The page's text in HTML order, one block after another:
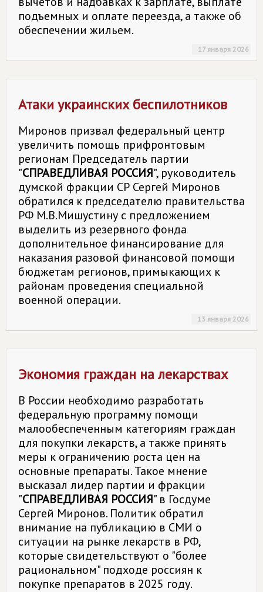
подъемных и оплате переезда, а также об
обеспечении жильем.
17 января 2026
Атаки украинских беспилотников
Миронов призвал федеральный центр
увеличить помощь прифронтовым
регионам Председатель партии
"СПРАВЕДЛИВАЯ РОССИЯ", руководитель
думской фракции СР Сергей Миронов
обратился к председателю правительства
РФ М.В.Мишустину с предложением
выделить из резервного фонда
дополнительное финансирование для
наказания разовой финансовой помощи
бюджетам регионов, примыкающих к
районам проведения специальной
военной операции.
13 января 2026
Экономия граждан на лекарствах
В России необходимо разработать
федеральную программу помощи
малообеспеченным категориям граждан
для покупки лекарств, а также принять
меры к ограничению роста цен на
основные препараты. Такое мнение
высказал лидер партии и фракции
"СПРАВЕДЛИВАЯ РОССИЯ" в Госдуме
Сергей Миронов. Политик обратил
внимание на публикацию в СМИ о
ситуации на рынке лекарств в РФ,
которые свидетельствуют о "более
рациональном" подходе россиян к
покупке препаратов в 2025 году.